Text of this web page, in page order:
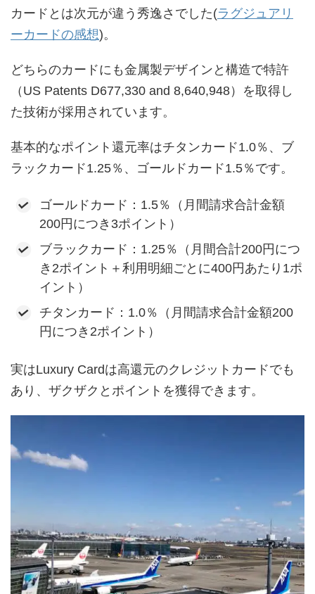
カードとは次元が違う秀逸さでした(ラグジュアリ
ーカードの感想)。
どちらのカードにも金属製デザインと構造で特許
（US Patents D677,330 and 8,640,948）を取得し
た技術が採用されています。
基本的なポイント還元率はチタンカード1.0％、ブ
ラックカード1.25％、ゴールドカード1.5％です。
ゴールドカード：1.5％（月間請求合計金額
200円につき3ポイント）
ブラックカード：1.25％（月間合計200円につ
き2ポイント＋利用明細ごとに400円あたり1ポ
イント）
チタンカード：1.0％（月間請求合計金額200
円につき2ポイント）
実はLuxury Cardは高還元のクレジットカードでも
あり、ザクザクとポイントを獲得できます。